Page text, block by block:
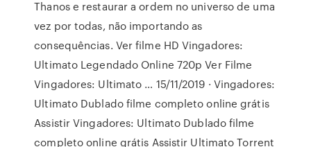
Thanos e restaurar a ordem no universo de uma
vez por todas, não importando as
consequências. Ver filme HD Vingadores:
Ultimato Legendado Online 720p Ver Filme
Vingadores: Ultimato … 15/11/2019 · Vingadores:
Ultimato Dublado filme completo online grátis
Assistir Vingadores: Ultimato Dublado filme
completo online grátis Assistir Ultimato Torrent